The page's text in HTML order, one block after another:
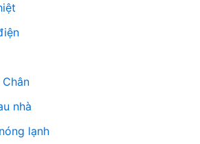
nhà
lạnh